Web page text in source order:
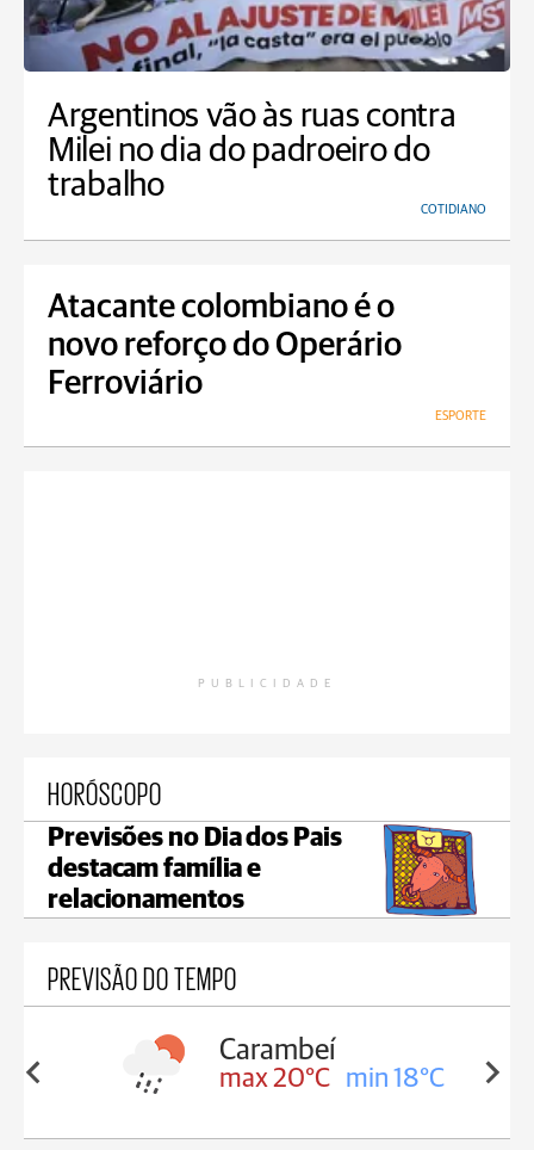
Argentinos vão às ruas contra
Milei no dia do padroeiro do
trabalho
COTIDIANO
Atacante colombiano é o
novo reforço do Operário
Ferroviário
ESPORTE
PUBLICIDADE
HORÓSCOPO
Previsões no Dia dos Pais
destacam família e
relacionamentos
PREVISÃO DO TEMPO
18°C
Carambeí
max 20°C min 18°C